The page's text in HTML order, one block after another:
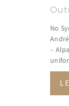
No
–